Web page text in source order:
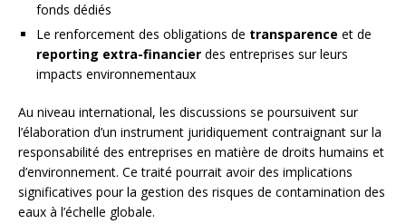
fonds dédiés
Le renforcement des obligations de transparence et de
reporting extra-financier des entreprises sur leurs
impacts environnementaux
Au niveau international, les discussions se poursuivent sur
l’élaboration d’un instrument juridiquement contraignant sur la
responsabilité des entreprises en matière de droits humains et
d’environnement. Ce traité pourrait avoir des implications
significatives pour la gestion des risques de contamination des
eaux à l’échelle globale.